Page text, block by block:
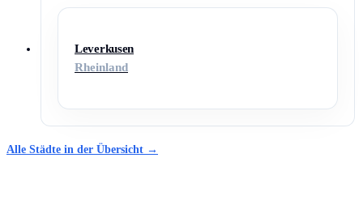
Leverkusen
Rheinland
Alle Städte in der Übersicht →